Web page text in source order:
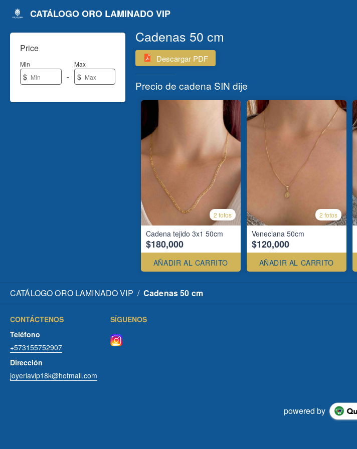
CATÁLOGO ORO LAMINADO VIP
Price
Min
$ -
Max
$
Cadenas 50 cm
Descargar PDF
Precio de cadena SIN dije
2 fotos
Cadena tejido 3x1 50cm
$180,000
AÑADIR AL CARRITO
2 fotos
Veneciana 50cm
$120,000
AÑADIR AL CARRITO
CATÁLOGO ORO LAMINADO VIP / Cadenas 50 cm
CONTÁCTENOS
Teléfono
+573155752907
Dirección
joyeriavip18k@hotmail.com
SÍGUENOS
powered by